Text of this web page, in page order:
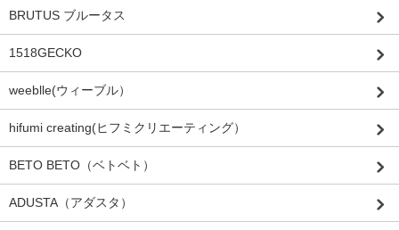
BRUTUS ブルータス
1518GECKO
weeblle(ウィーブル）
hifumi creating(ヒフミクリエーティング）
BETO BETO（ベトベト）
ADUSTA（アダスタ）